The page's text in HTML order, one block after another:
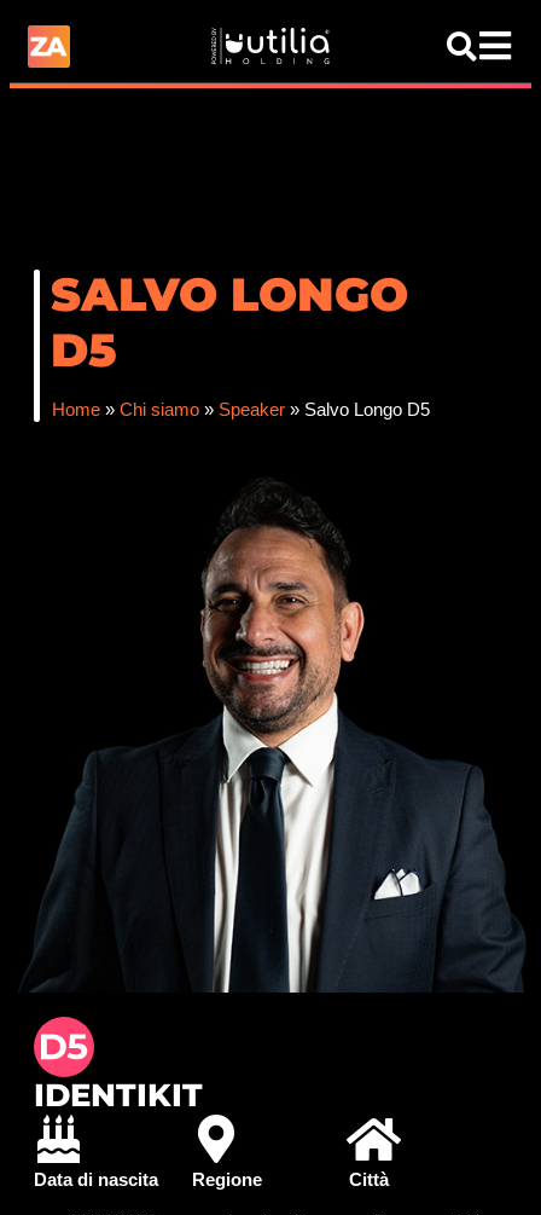
SALVO LONGO
D5
Home » Chi siamo » Speaker » Salvo Longo D5
IDENTIKIT
Data di nascita Regione Città